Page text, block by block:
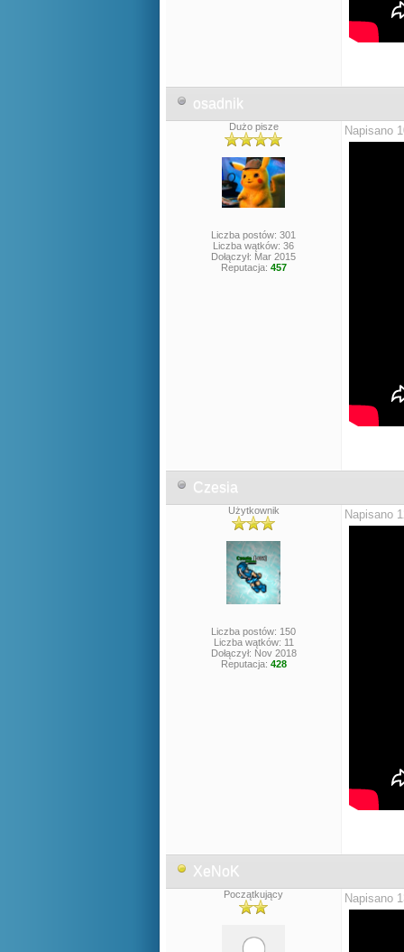
osadnik
Dużo pisze
Liczba postów: 301
Liczba wątków: 36
Dołączył: Mar 2015
Reputacja: 457
Napisano
Czesia
Użytkownik
Liczba postów: 150
Liczba wątków: 11
Dołączył: Nov 2018
Reputacja: 428
Napisano
XeNoK
Początkujący Napisano